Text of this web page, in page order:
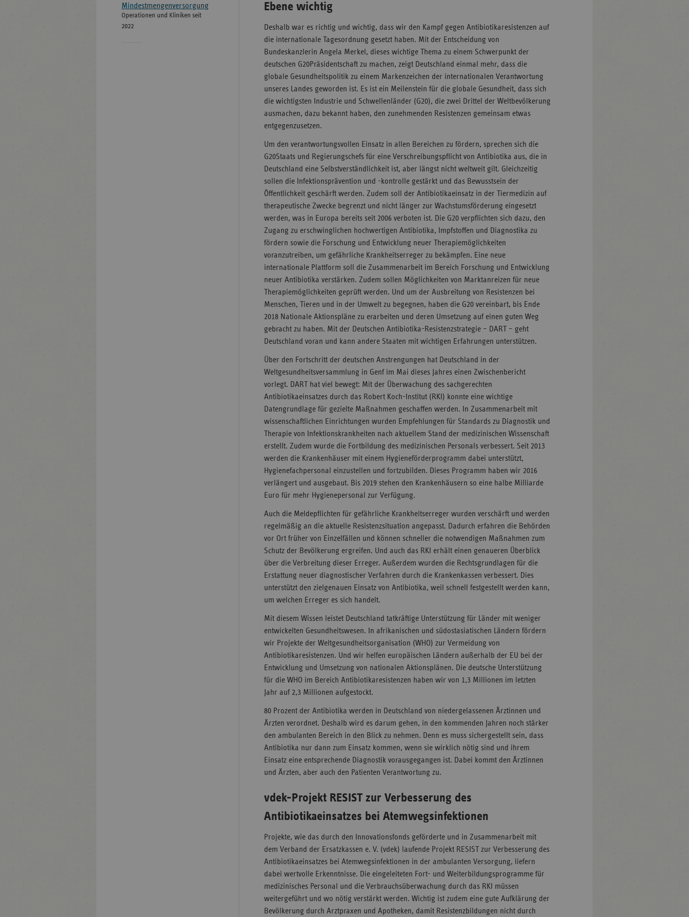
Ebene wichtig
Deshalb war es richtig und wichtig, dass wir den Kampf gegen Antibiotikaresistenzen auf
die internationale Tagesordnung gesetzt haben. Mit der Entscheidung von
Bundeskanzlerin Angela Merkel, dieses wichtige Thema zu einem Schwerpunkt der
deutschen G20­Präsidentschaft zu machen, zeigt Deutschland einmal mehr, dass die
globale Gesundheitspolitik zu einem Markenzeichen der internationalen Verantwortung
unseres Landes geworden ist. Es ist ein Meilenstein für die globale Gesundheit, dass sich
die wichtigsten Industrie­ und Schwellenländer (G20), die zwei Drittel der Weltbevölkerung
ausmachen, dazu bekannt haben, den zunehmenden Resistenzen gemeinsam etwas
entgegenzusetzen.
Um den verantwortungsvollen Einsatz in allen Bereichen zu fördern, sprechen sich die
G20­Staats­ und Regierungschefs für eine Verschreibungspflicht von Antibiotika aus, die in
Deutschland eine Selbstverständlichkeit ist, aber längst nicht weltweit gilt. Gleichzeitig
sollen die Infektionsprävention und ­-kontrolle gestärkt und das Bewusstsein der
Öffentlichkeit geschärft werden. Zudem soll der Antibiotikaeinsatz in der Tiermedizin auf
therapeutische Zwecke begrenzt und nicht länger zur Wachstumsförderung eingesetzt
werden, was in Europa bereits seit 2006 verboten ist. Die G20 verpflichten sich dazu, den
Zugang zu erschwinglichen hochwertigen Antibiotika, Impfstoffen und Diagnostika zu
fördern sowie die Forschung und Entwicklung neuer Therapiemöglichkeiten
voranzutreiben, um gefährliche Krankheitserreger zu bekämpfen. Eine neue
internationale Plattform soll die Zusammenarbeit im Bereich Forschung und Entwicklung
neuer Antibiotika verstärken. Zudem sollen Möglichkeiten von Marktanreizen für neue
Therapiemöglichkeiten geprüft werden. Und um der Ausbreitung von Resistenzen bei
Menschen, Tieren und in der Umwelt zu begegnen, haben die G20 vereinbart, bis Ende
2018 Nationale Aktionspläne zu erarbeiten und deren Umsetzung auf einen guten Weg
gebracht zu haben. Mit der Deutschen Antibiotika­-Resistenzstrategie – DART – geht
Deutschland voran und kann andere Staaten mit wichtigen Erfahrungen unterstützen.
Über den Fortschritt der deutschen Anstrengungen hat Deutschland in der
Weltgesundheitsversammlung in Genf im Mai dieses Jahres einen Zwischenbericht
vorlegt. DART hat viel bewegt: Mit der Überwachung des sachgerechten
Antibiotikaeinsatzes durch das Robert Koch­-Institut (RKI) konnte eine wichtige
Datengrundlage für gezielte Maßnahmen geschaffen werden. In Zusammenarbeit mit
wissenschaftlichen Einrichtungen wurden Empfehlungen für Standards zu Diagnostik und
Therapie von Infektionskrankheiten nach aktuellem Stand der medizinischen Wissenschaft
erstellt. Zudem wurde die Fortbildung des medizinischen Personals verbessert. Seit 2013
werden die Krankenhäuser mit einem Hygieneförderprogramm dabei unterstützt,
Hygienefachpersonal einzustellen und fortzubilden. Dieses Programm haben wir 2016
verlängert und ausgebaut. Bis 2019 stehen den Krankenhäusern so eine halbe Milliarde
Euro für mehr Hygienepersonal zur Verfügung.
Auch die Meldepflichten für gefährliche Krankheitserreger wurden verschärft und werden
regelmäßig an die aktuelle Resistenzsituation angepasst. Dadurch erfahren die Behörden
vor Ort früher von Einzelfällen und können schneller die notwendigen Maßnahmen zum
Schutz der Bevölkerung ergreifen. Und auch das RKI erhält einen genaueren Überblick
über die Verbreitung dieser Erreger. Außerdem wurden die Rechtsgrundlagen für die
Erstattung neuer diagnostischer Verfahren durch die Krankenkassen verbessert. Dies
unterstützt den zielgenauen Einsatz von Antibiotika, weil schnell festgestellt werden kann,
um welchen Erreger es sich handelt.
Mit diesem Wissen leistet Deutschland tatkräftige Unterstützung für Länder mit weniger
entwickelten Gesundheitswesen. In afrikanischen und südostasiatischen Ländern fördern
wir Projekte der Weltgesundheitsorganisation (WHO) zur Vermeidung von
Antibiotikaresistenzen. Und wir helfen europäischen Ländern außerhalb der EU bei der
Entwicklung und Umsetzung von nationalen Aktionsplänen. Die deutsche Unterstützung
für die WHO im Bereich Antibiotikaresistenzen haben wir von 1,3 Millionen im letzten
Jahr auf 2,3 Millionen aufgestockt.
80 Prozent der Antibiotika werden in Deutschland von niedergelassenen Ärztinnen und
Ärzten verordnet. Deshalb wird es darum gehen, in den kommenden Jahren noch stärker
den ambulanten Bereich in den Blick zu nehmen. Denn es muss sichergestellt sein, dass
Antibiotika nur dann zum Einsatz kommen, wenn sie wirklich nötig sind und ihrem
Einsatz eine entsprechende Diagnostik vorausgegangen ist. Dabei kommt den Ärztinnen
und Ärzten, aber auch den Patienten Verantwortung zu.
vdek-Projekt RESIST zur Verbesserung des
Antibiotikaeinsatzes bei Atemwegsinfektionen
Projekte, wie das durch den Innovationsfonds geförderte und in Zusammenarbeit mit
dem Verband der Ersatzkassen e. V. (vdek) laufende Projekt RESIST zur Verbesserung des
Antibiotikaeinsatzes bei Atemwegsinfektionen in der ambulanten Versorgung, liefern
dabei wertvolle Erkenntnisse. Die eingeleiteten Fort­- und Weiterbildungsprogramme für
medizinisches Personal und die Verbrauchsüberwachung durch das RKI müssen
weitergeführt und wo nötig verstärkt werden. Wichtig ist zudem eine gute Aufklärung der
Bevölkerung durch Arztpraxen und Apotheken, damit Resistenzbildungen nicht durch
Mindestmengenversorgung
Operationen und Kliniken seit
2022